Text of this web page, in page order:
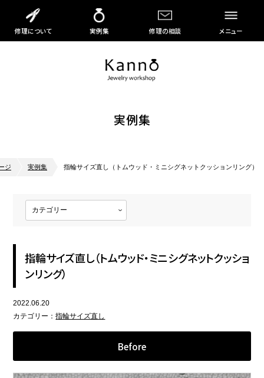
修理について 実例集 修理の相談 メニュー
実例集
ジ 実例集 指輪サイズ直し（トムウッド・ミニシグネットクッションリング）
指輪サイズ直し（トムウッド・ミニシグネットクッショ
ンリング）
2022.06.20
カテゴリー：指輪サイズ直し
Before